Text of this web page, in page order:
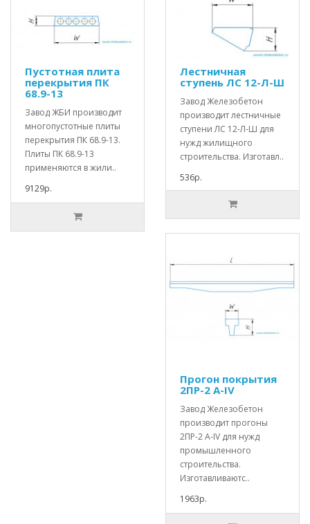
Пустотная плита
перекрытия ПК
68.9-13
Завод ЖБИ производит
многопустотные плиты
перекрытия ПК 68.9-13.
Плиты ПК 68.9-13
применяются в жили..
9129р.
Лестничная
ступень ЛС 12-Л-Ш
Завод Железобетон
производит лестничные
ступени ЛС 12-Л-Ш для
нужд жилищного
строительства. Изготавл..
536р.
Прогон покрытия
2ПР-2 А-IV
Завод Железобетон
производит прогоны
2ПР-2 А-IV для нужд
промышленного
строительства.
Изготавливаютс..
1963р.